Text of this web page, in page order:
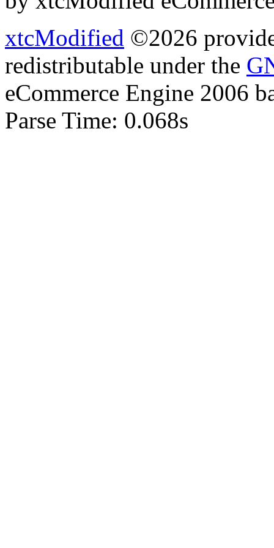
xtcModified ©2026
redistributable under the
eCommerce Engine 2006
Parse Time: 0.068s